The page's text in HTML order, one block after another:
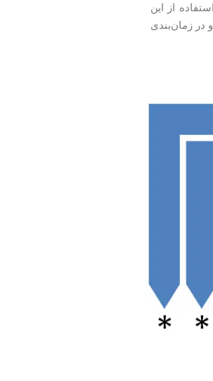
از این
در زمان‌بندی